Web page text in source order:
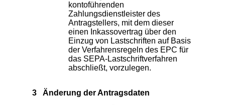
kontoführenden
Zahlungsdienstleister des
Antragstellers, mit dem dieser
einen Inkassovertrag über den
Einzug von Lastschriften auf Basis
der Verfahrensregeln des EPC für
das SEPA-Lastschriftverfahren
abschließt, vorzulegen.
3 Änderung der Antragsdaten